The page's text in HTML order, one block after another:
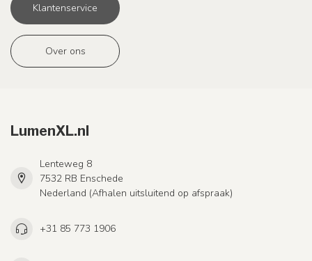
Klantenservice
Over ons
LumenXL.nl
Lenteweg 8
7532 RB Enschede
Nederland (Afhalen uitsluitend op afspraak)
+31 85 773 1906